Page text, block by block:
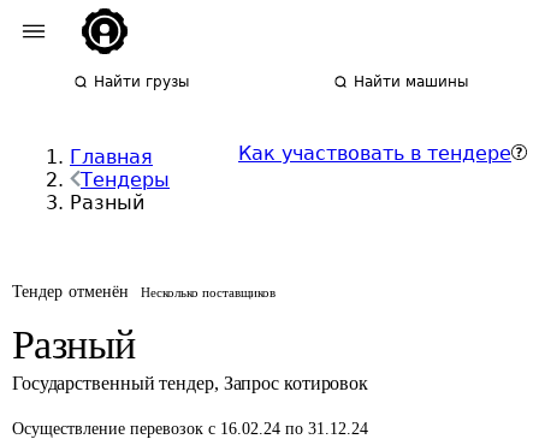
Найти грузы Найти машины
Главная
Тендеры
Разный
Как участвовать в тендере
Тендер отменён Несколько поставщиков
Разный
Государственный тендер, Запрос котировок
Осуществление перевозок с 16.02.24 по 31.12.24